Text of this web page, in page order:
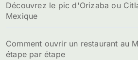
Découvrez le pic d'Orizaba ou
Mexique
Comment ouvrir un restaurant au
étape par étape